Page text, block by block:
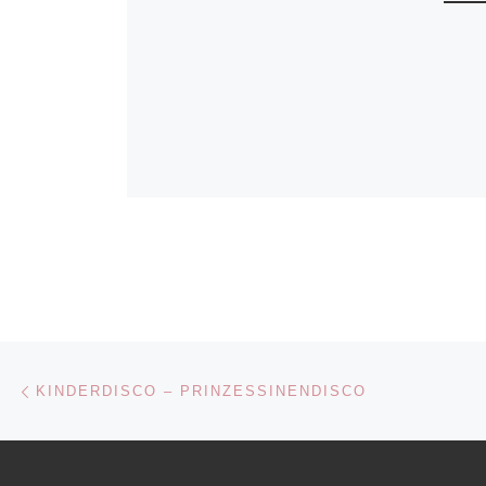
Beitragsnavigation
KINDERDISCO – PRINZESSINENDISCO